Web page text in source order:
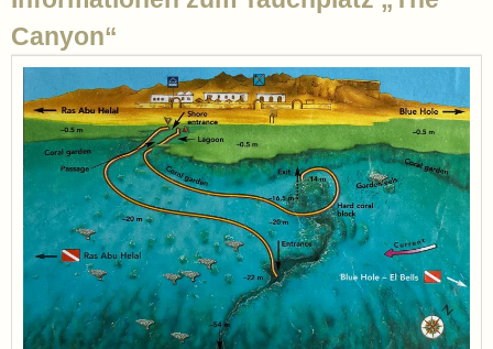
Canyon“